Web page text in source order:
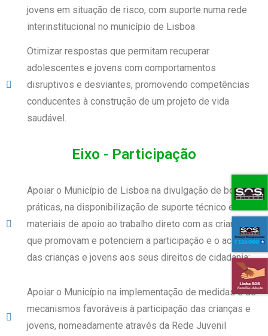
jovens em situação de risco, com suporte numa rede
interinstitucional no município de Lisboa
Otimizar respostas que permitam recuperar
adolescentes e jovens com comportamentos
disruptivos e desviantes, promovendo competências
conducentes à construção de um projeto de vida
saudável.
Eixo - Participação
Apoiar o Município de Lisboa na divulgação de boas
práticas, na disponibilização de suporte técnico e
materiais de apoio ao trabalho direto com as crianças
que promovam e potenciem a participação e o acesso
das crianças e jovens aos seus direitos de cidadania;
Apoiar o Município na implementação de medidas e de
mecanismos favoráveis à participação das crianças e
jovens, nomeadamente através da Rede Juvenil